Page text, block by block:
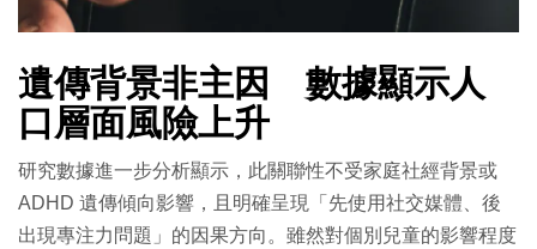
遺傳背景非主因 數據顯示人
口層面風險上升
研究數據進一步分析顯示，此關聯性不受家庭社經背景或
ADHD 遺傳傾向影響，且明確呈現「先使用社交媒體、後
出現專注力問題」的因果方向。雖然對個別兒童的影響程度